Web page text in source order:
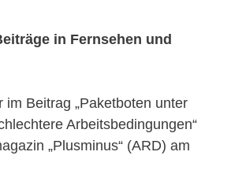
in Fernsehen und
im Beitrag „Paketboten unter
Arbeitsbedingungen“
„Plusminus“ (ARD) am